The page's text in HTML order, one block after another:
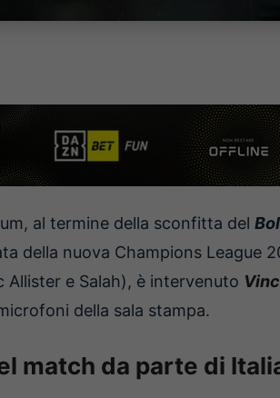
al termine della sconfitta del
della nuova Champions League
Allister e Salah), è intervenuto
della sala stampa.
match da parte di